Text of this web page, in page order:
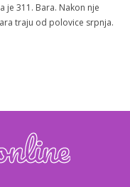
je 311. Bara. Nakon nje
traju od polovice srpnja.